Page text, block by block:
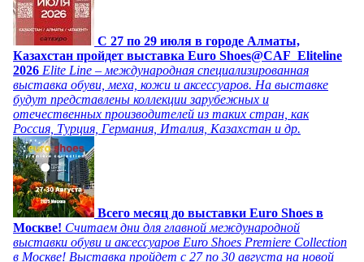
C 27 по 29 июля в городе Алматы,
Казахстан пройдет выставка Euro Shoes@CAF_Eliteline
2026 Elite Line – международная специализированная
выставка обуви, меха, кожи и аксессуаров. На выставке
будут представлены коллекции зарубежных и
отечественных производителей из таких стран, как
Россия, Турция, Германия, Италия, Казахстан и др.
Всего месяц до выставки Euro Shoes в
Москве! Считаем дни для главной международной
выставки обуви и аксессуаров Euro Shoes Premiere Collection
в Москве! Выставка пройдет с 27 по 30 августа на новой